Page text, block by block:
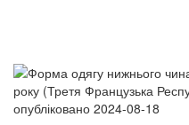
опубліковано 2024-08-18